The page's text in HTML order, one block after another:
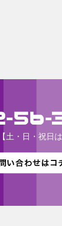
土・日・祝日